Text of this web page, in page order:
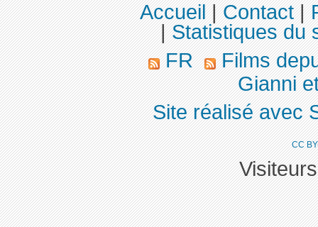
Accueil|Contact|
|Statistiques du
FR
Films
Gianni
Site réalisé avec
CC